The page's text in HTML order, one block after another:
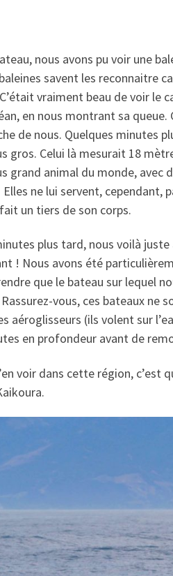
nous avons pu voir une
savent les reconnaitre
vraiment beau de voir le
en nous montrant sa
de nous. Quelques minutes
gros. Celui là mesurait 18
grand animal du monde, avec
ne lui servent, cependant,
un tiers de son corps.
plus tard, nous voilà
! Nous avons été
que le bateau sur lequel
vous, ces bateaux ne
aéroglisseurs (ils volent sur
en profondeur avant de
voir dans cette région,